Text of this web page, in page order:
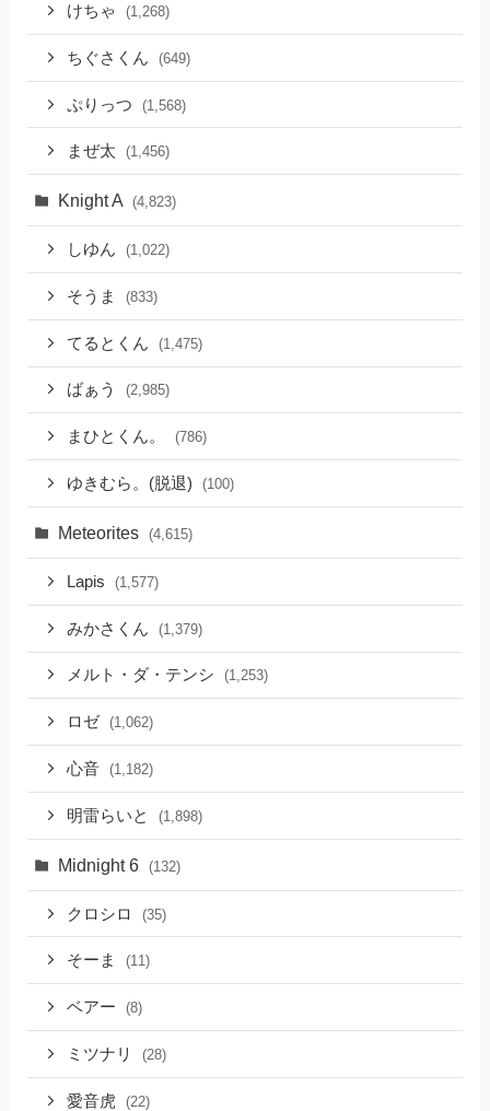
けちゃ (1,268)
ちぐさくん (649)
ぷりっつ (1,568)
まぜ太 (1,456)
Knight A (4,823)
しゆん (1,022)
そうま (833)
てるとくん (1,475)
ばぁう (2,985)
まひとくん。 (786)
ゆきむら。(脱退) (100)
Meteorites (4,615)
Lapis (1,577)
みかさくん (1,379)
メルト・ダ・テンシ (1,253)
ロゼ (1,062)
心音 (1,182)
明雷らいと (1,898)
Midnight 6 (132)
クロシロ (35)
そーま (11)
ベアー (8)
ミツナリ (28)
愛音虎 (22)